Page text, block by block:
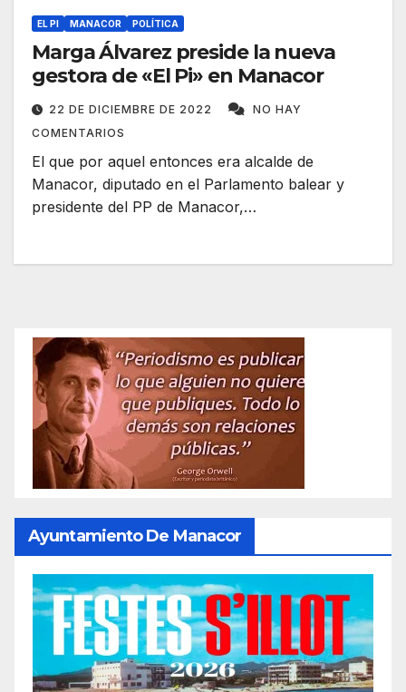
EL PI MANACOR POLÍTICA
Marga Álvarez preside la nueva
gestora de «El Pi» en Manacor
22 DE DICIEMBRE DE 2022
NO HAY
COMENTARIOS
El que por aquel entonces era alcalde de
Manacor, diputado en el Parlamento balear y
presidente del PP de Manacor,…
Ayuntamiento De Manacor